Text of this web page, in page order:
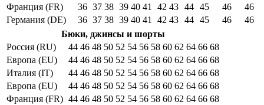
Франция (FR)
36 37 38 39 40 41 42 43 44 45 46
46
Германия (DE)
36 37 38 39 40 41 42 43 44 45 46
46
Бюки, джинсы и шорты
Россия (RU)
44 46 48 50 52 54 56 58 60 62 64 66 68
Европа (EU)
44 46 48 50 52 54 56 58 60 62 64 66 68
Италия (IT)
44 46 48 50 52 54 56 58 60 62 64 66 68
Европа (EU)
44 46 48 50 52 54 56 58 60 62 64 66 68
Франция (FR) 44 46 48 50 52 54 56 58 60 62 64 66 68